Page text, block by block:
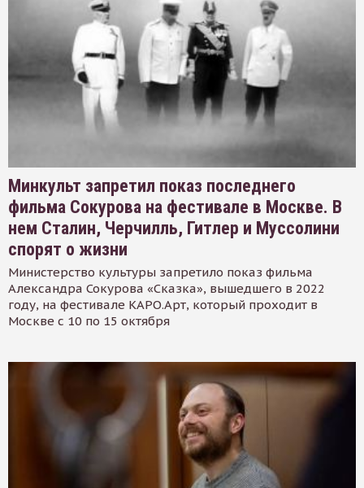
Минкульт запретил показ последнего
фильма Сокурова на фестивале в Москве. В
нем Сталин, Черчилль, Гитлер и Муссолини
спорят о жизни
Министерство культуры запретило показ фильма
Александра Сокурова «Сказка», вышедшего в 2022
году, на фестивале КАРО.Арт, который проходит в
Москве с 10 по 15 октября